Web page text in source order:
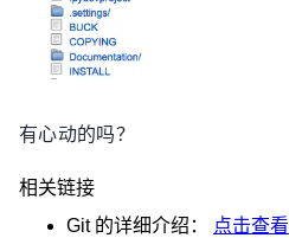
有心动的吗？
相关链接
Git的详细介绍：
点击查看